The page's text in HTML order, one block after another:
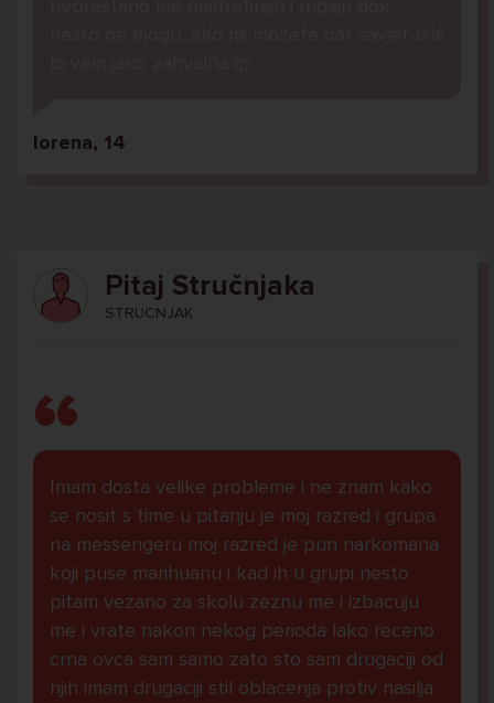
lorena, 14
Pitaj Stručnjaka
STRUCNJAK
Imam dosta velike probleme i ne znam kako
se nosit s time u pitanju je moj razred i grupa
na messengeru moj razred je pun narkomana
koji puse marihuanu i kad ih u grupi nesto
pitam vezano za skolu zeznu me i izbacuju
me i vrate nakon nekog perioda lako receno
crna ovca sam samo zato sto sam drugaciji od
njih imam drugaciji stil oblacenja protiv nasilja